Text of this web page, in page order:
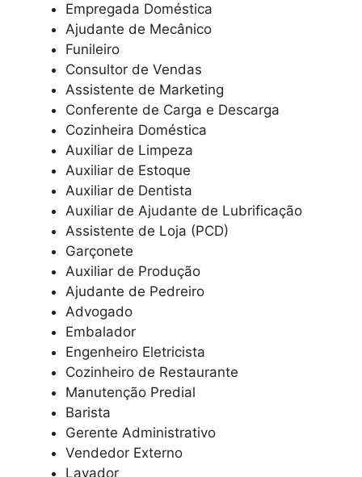
Empregada Doméstica
Ajudante de Mecânico
Funileiro
Consultor de Vendas
Assistente de Marketing
Conferente de Carga e Descarga
Cozinheira Doméstica
Auxiliar de Limpeza
Auxiliar de Estoque
Auxiliar de Dentista
Auxiliar de Ajudante de Lubrificação
Assistente de Loja (PCD)
Garçonete
Auxiliar de Produção
Ajudante de Pedreiro
Advogado
Embalador
Engenheiro Eletricista
Cozinheiro de Restaurante
Manutenção Predial
Barista
Gerente Administrativo
Vendedor Externo
Lavador